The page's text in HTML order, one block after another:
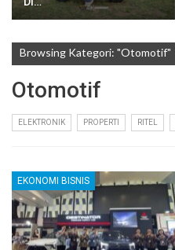
Browsing Kategori: "Otomotif"
Otomotif
ELEKTRONIK PROPERTI RITEL
EKONOMI BISNIS